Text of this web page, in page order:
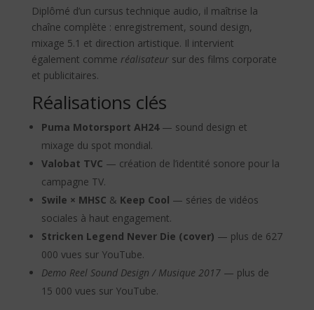
Diplômé d’un cursus technique audio, il maîtrise la
chaîne complète : enregistrement, sound design,
mixage 5.1 et direction artistique. Il intervient
également comme réalisateursur des films corporate
et publicitaires.
Réalisations clés
Puma Motorsport AH24— sound design et
mixage du spot mondial.
Valobat TVC — création de l’identité sonore pour la
campagne TV.
Swile × MHSC & Keep Cool — séries de vidéos
sociales à haut engagement.
Stricken Legend Never Die (cover) — plus de 627
000 vues sur YouTube.
Demo Reel Sound Design / Musique 2017— plus de
15 000 vues sur YouTube.